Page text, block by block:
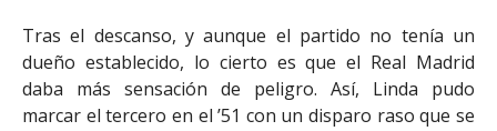
Tras el descanso, y aunque el partido no tenía un
dueño establecido, lo cierto es que el Real Madrid
daba más sensación de peligro. Así, Linda pudo
marcar el tercero en el ’51 con un disparo raso que se